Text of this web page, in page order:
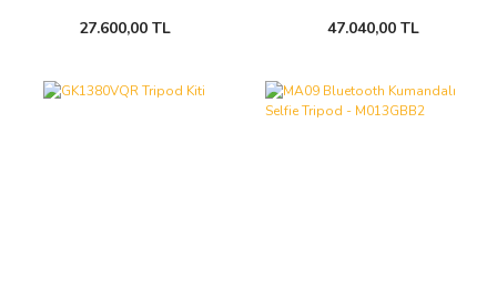
27.600,00 TL 47.040,00 TL